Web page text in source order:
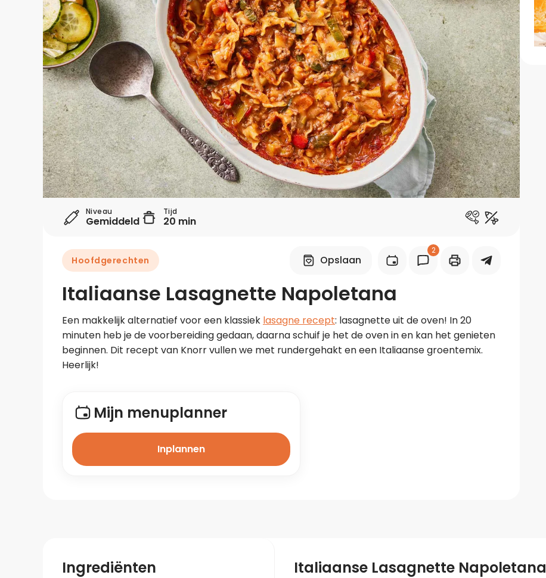
Midden-Oosters
Kooktips & blogs
Leer koken als een chef
Kooktips & blogs
Niveau
Gemiddeld
Tijd
20 min
Hoofdgerechten Opslaan
2
Italiaanse Lasagnette Napoletana
Een makkelijk alternatief voor een klassiek lasagne recept: lasagnette uit de oven! In 20
minuten heb je de voorbereiding gedaan, daarna schuif je het de oven in en kan het genieten
beginnen. Dit recept van Knorr vullen we met rundergehakt en een Italiaanse groentemix.
Heerlijk!
Mijn menuplanner
Inplannen
Ingrediënten Italiaanse Lasagnette Napoletana